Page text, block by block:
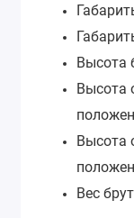
Высота
Высота
Высота
Вес